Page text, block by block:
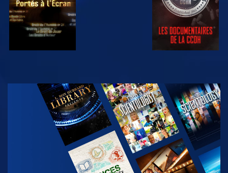
REGARDER
DÉCOUVRIR
LES SÉRIES